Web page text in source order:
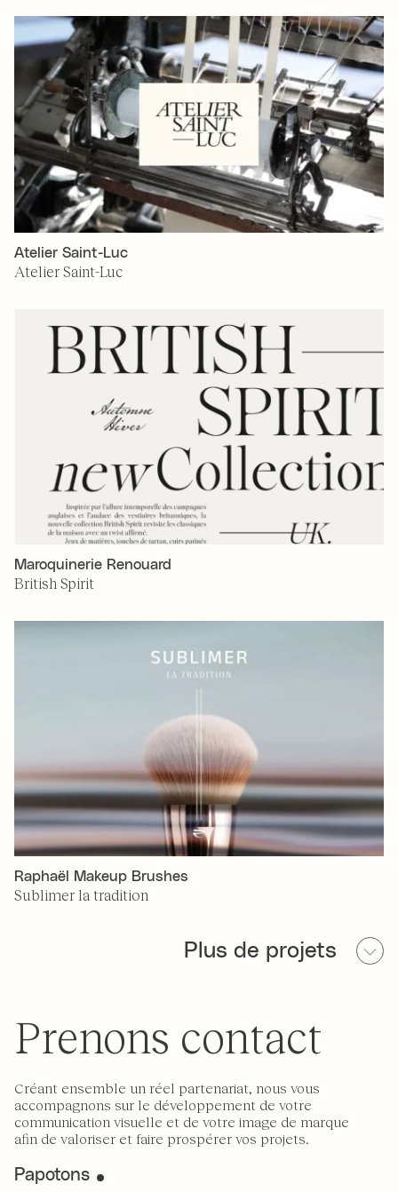
Atelier Saint-Luc
Atelier Saint-Luc
Maroquinerie Renouard
British Spirit
Raphaël Makeup Brushes
Sublimer la tradition
Plus de projets
Prenons contact
Créant ensemble un réel partenariat, nous vous
accompagnons sur le développement de votre
communication visuelle et de votre image de marque
afin de valoriser et faire prospérer vos projets.
Papotons